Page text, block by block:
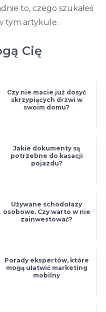
to, czego szukałeś
tym artykule.
Cię
Czy nie macie już dosyć
skrzypiących drzwi w
swoim domu?
Jakie dokumenty są
potrzebne do kasacji
pojazdu?
Używane schodołazy
osobowe. Czy warto w nie
zainwestować?
Porady ekspertów, które
mogą ułatwić marketing
mobilny